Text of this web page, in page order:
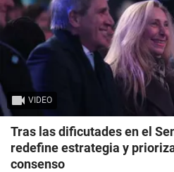
VIDEO
Tras las dificutades en el
redefine estrategia y
consenso